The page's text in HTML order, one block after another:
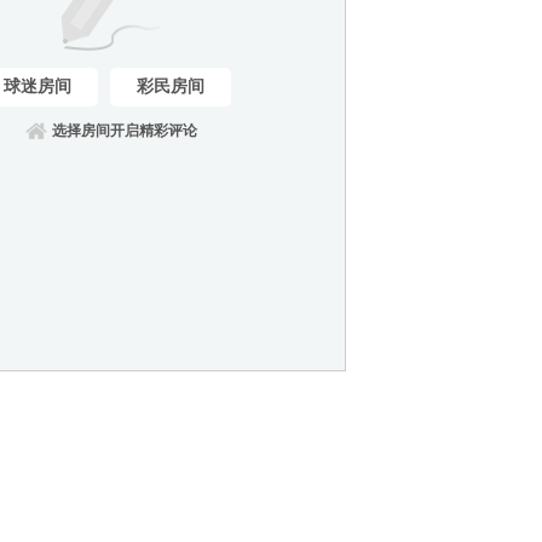
球迷房间 彩民房间
选择房间开启精彩评论